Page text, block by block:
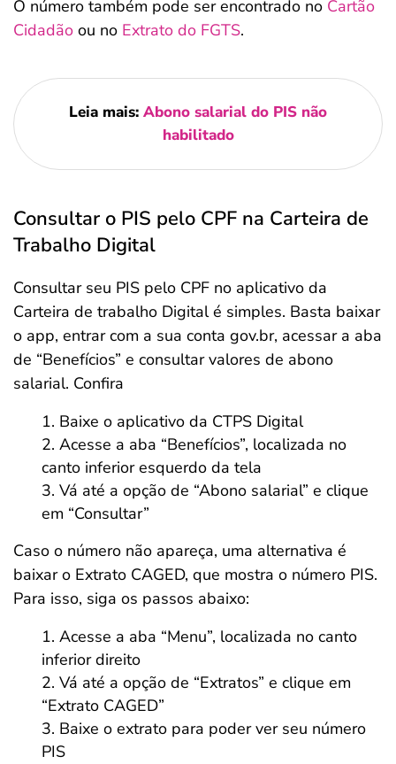
O número também pode ser encontrado no Cartão
Cidadão ou no Extrato do FGTS.
Leia mais: Abono salarial do PIS não
habilitado
Consultar o PIS pelo CPF na Carteira de
Trabalho Digital
Consultar seu PIS pelo CPF no aplicativo da
Carteira de trabalho Digital é simples. Basta baixar
o app, entrar com a sua conta gov.br, acessar a aba
de “Benefícios” e consultar valores de abono
salarial. Confira
Baixe o aplicativo da CTPS Digital
Acesse a aba “Benefícios”, localizada no
canto inferior esquerdo da tela
Vá até a opção de “Abono salarial” e clique
em “Consultar”
Caso o número não apareça, uma alternativa é
baixar o Extrato CAGED, que mostra o número PIS.
Para isso, siga os passos abaixo:
Acesse a aba “Menu”, localizada no canto
inferior direito
Vá até a opção de “Extratos” e clique em
“Extrato CAGED”
Baixe o extrato para poder ver seu número
PIS